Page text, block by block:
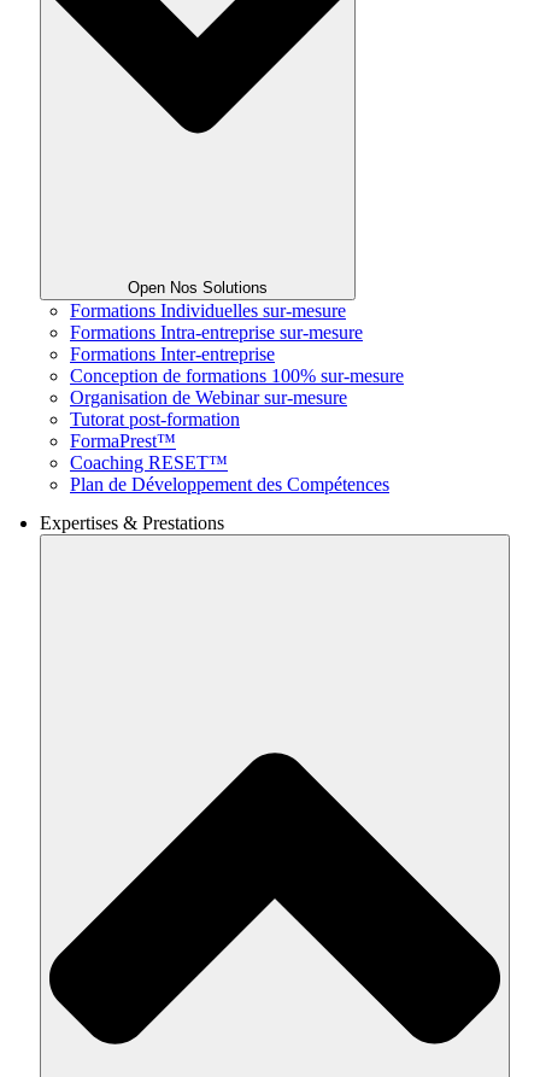
Open Nos Solutions
Formations Individuelles sur-mesure
Formations Intra-entreprise sur-mesure
Formations Inter-entreprise
Conception de formations 100% sur-mesure
Organisation de Webinar sur-mesure
Tutorat post-formation
FormaPrest™
Coaching RESET™
Plan de Développement des Compétences
Expertises & Prestations